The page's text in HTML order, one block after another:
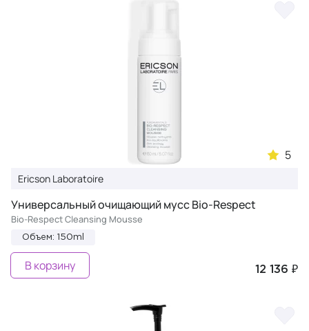
5
Ericson Laboratoire
Универсальный очищающий мусс Bio-Respect
Bio-Respect Cleansing Mousse
Объем: 150ml
12 136 ₽
В корзину